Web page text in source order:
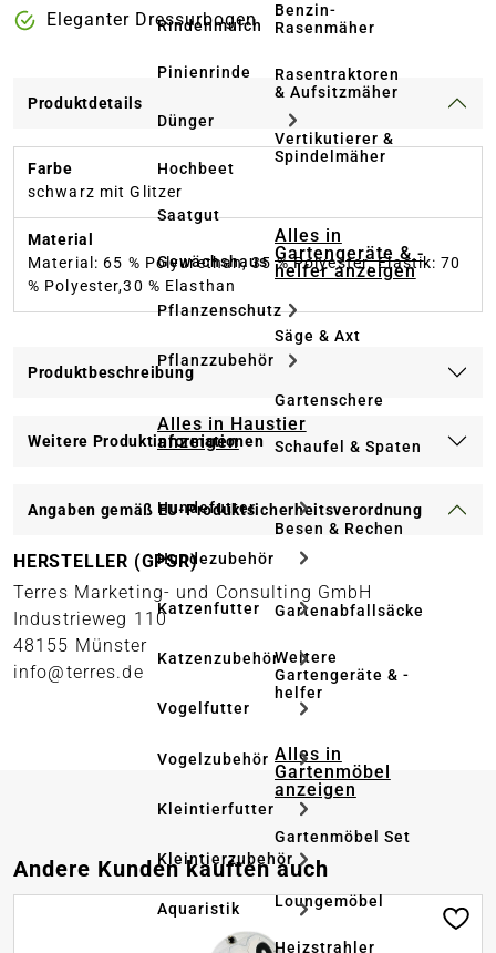
Rindenmulch
Pinienrinde
Dünger
Hochbeet
Saatgut
Gewächshaus
Pflanzenschutz
Pflanzzubehör
Alles in Haustier
anzeigen
Hundefutter
Hundezubehör
Katzenfutter
Katzenzubehör
Vogelfutter
Vogelzubehör
Kleintierfutter
Kleintierzubehör
Aquaristik
Benzin-
Rasenmäher
Rasentraktoren
& Aufsitzmäher
Vertikutierer &
Spindelmäher
Alles in
Gartengeräte & -
helfer anzeigen
Säge & Axt
Gartenschere
Schaufel & Spaten
Besen & Rechen
Gartenabfallsäcke
Weitere
Gartengeräte & -
helfer
Alles in
Gartenmöbel
anzeigen
Gartenmöbel Set
Loungemöbel
Heizstrahler
Eleganter Dressurbogen
Produktdetails
Farbe
schwarz mit Glitzer
Material
Material: 65 % Polyurethan, 35 % Polyester. Elastik: 70
% Polyester,30 % Elasthan
Produktbeschreibung
Weitere Produktinformationen
Angaben gemäß EU-Produktsicherheitsverordnung
HERSTELLER (GPSR)
Terres Marketing- und Consulting GmbH
Industrieweg 110
48155 Münster
info@terres.de
Produktgalerie überspringen
Andere Kunden kauften auch